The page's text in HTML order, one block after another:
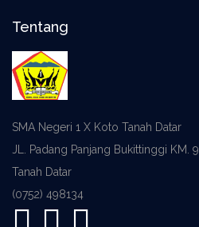
Tentang
SMA Negeri 1 X Koto Tanah Datar
JL. Padang Panjang Bukittinggi KM. 9
Tanah Datar
(0752) 498134